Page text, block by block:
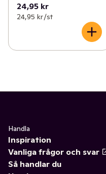
24,95 kr
24,95 kr /st
Handla
Inspiration
Vanliga frågor och svar
Så handlar du